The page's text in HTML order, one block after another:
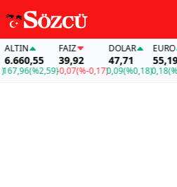
(%2,59)
FAİZ
39,92
-0,07(%-0,17)
DOLAR
47,71
0,09(%0,18)
EURO
55,19
0,18(%0,32)